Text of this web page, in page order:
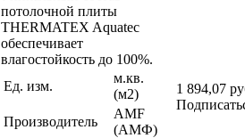
потолочной плиты
THERMATEX Aquatec
обеспечивает
влагостойкость до 100%.
Ед. изм.
м.кв.
(м2)
Производитель
AMF
(АМФ)
1 894,07